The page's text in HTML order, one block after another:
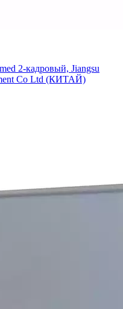
2-кадровый, Jiangsu
Co Ltd (КИТАЙ)